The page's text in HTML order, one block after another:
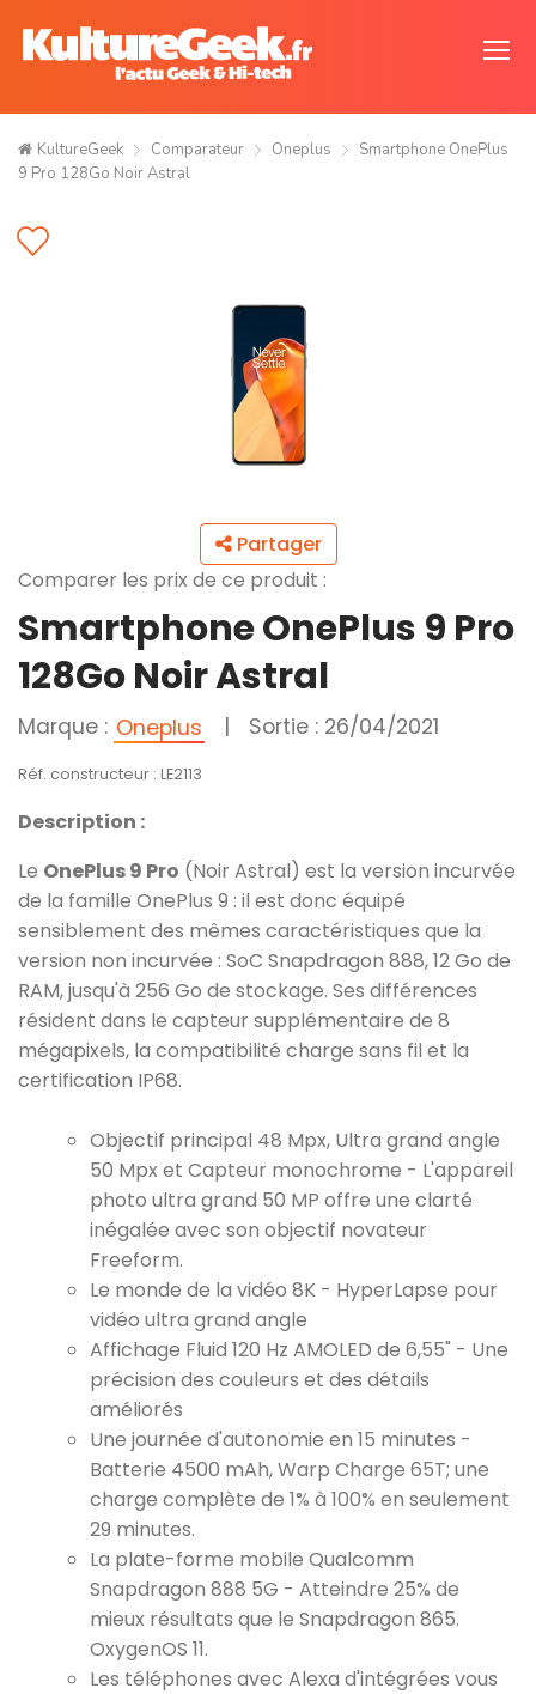
KultureGeek Comparateur Oneplus
Smartphone OnePlus
9 Pro 128Go Noir Astral
Partager
Comparer les prix de ce produit :
Smartphone OnePlus 9 Pro
128Go Noir Astral
Marque : Oneplus | Sortie : 26/04/2021
Réf. constructeur : LE2113
Description :
Le OnePlus 9 Pro (Noir Astral) est la version incurvée
de la famille OnePlus 9 : il est donc équipé
sensiblement des mêmes caractéristiques que la
version non incurvée : SoC Snapdragon 888, 12 Go de
RAM, jusqu'à 256 Go de stockage. Ses différences
résident dans le capteur supplémentaire de 8
mégapixels, la compatibilité charge sans fil et la
certification IP68.
Objectif principal 48 Mpx, Ultra grand angle
50 Mpx et Capteur monochrome - L'appareil
photo ultra grand 50 MP offre une clarté
inégalée avec son objectif novateur
Freeform.
Le monde de la vidéo 8K - HyperLapse pour
vidéo ultra grand angle
Affichage Fluid 120 Hz AMOLED de 6,55" - Une
précision des couleurs et des détails
améliorés
Une journée d'autonomie en 15 minutes -
Batterie 4500 mAh, Warp Charge 65T; une
charge complète de 1% à 100% en seulement
29 minutes.
La plate-forme mobile Qualcomm
Snapdragon 888 5G - Atteindre 25% de
mieux résultats que le Snapdragon 865.
OxygenOS 11.
Les téléphones avec Alexa d'intégrées vous